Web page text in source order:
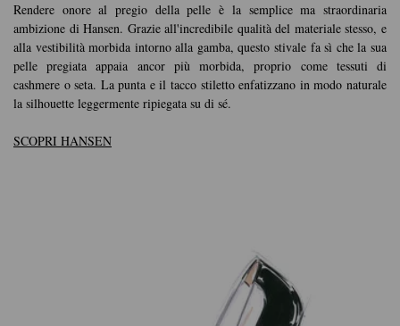
Rendere onore al pregio della pelle è la semplice ma straordinaria
ambizione di Hansen. Grazie all'incredibile qualità del materiale stesso, e
alla vestibilità morbida intorno alla gamba, questo stivale fa sì che la sua
pelle pregiata appaia ancor più morbida, proprio come tessuti di
cashmere o seta. La punta e il tacco stiletto enfatizzano in modo naturale
la silhouette leggermente ripiegata su di sé.
SCOPRI HANSEN